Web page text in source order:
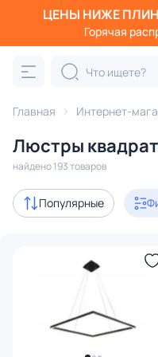
ЦЕНЫ НИЖЕ
Горячая
Главная Интернет-
Люстры
найдено 193 товаров
Популярные
Категория:
подвесные
Акции 17
Дизайнерский свет 20
117